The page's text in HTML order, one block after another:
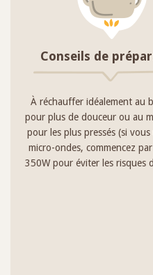
Conseils de
À réchauffer idéalement au
pour plus de douceur ou au
pour les plus pressés (si
micro-ondes, commencez
350W pour éviter les risques